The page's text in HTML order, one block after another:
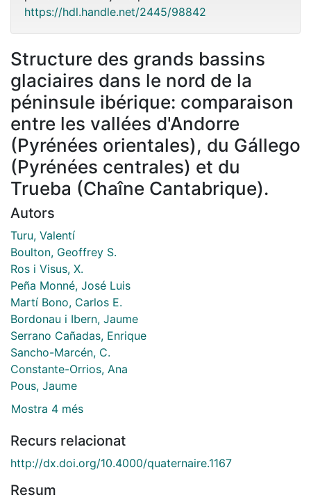
https://hdl.handle.net/2445/98842
Structure des grands bassins
glaciaires dans le nord de la
péninsule ibérique: comparaison
entre les vallées d'Andorre
(Pyrénées orientales), du Gállego
(Pyrénées centrales) et du
Trueba (Chaîne Cantabrique).
Autors
Turu, Valentí
Boulton, Geoffrey S.
Ros i Visus, X.
Peña Monné, José Luis
Martí Bono, Carlos E.
Bordonau i Ibern, Jaume
Serrano Cañadas, Enrique
Sancho-Marcén, C.
Constante-Orrios, Ana
Pous, Jaume
Mostra 4 més
Recurs relacionat
http://dx.doi.org/10.4000/quaternaire.1167
Resum